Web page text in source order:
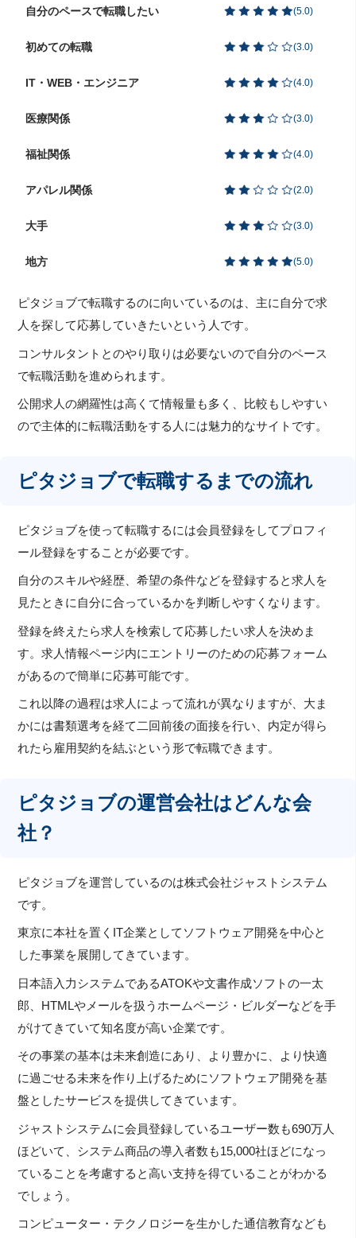
自分のペースで転職したい (5.0)
初めての転職 (3.0)
IT・WEB・エンジニア (4.0)
医療関係 (3.0)
福祉関係 (4.0)
アパレル関係 (2.0)
大手 (3.0)
地方 (5.0)
ピタジョブで転職するのに向いているのは、主に自分で求
人を探して応募していきたいという人です。
コンサルタントとのやり取りは必要ないので自分のペース
で転職活動を進められます。
公開求人の網羅性は高くて情報量も多く、比較もしやすい
ので主体的に転職活動をする人には魅力的なサイトです。
ピタジョブで転職するまでの流れ
ピタジョブを使って転職するには会員登録をしてプロフィ
ール登録をすることが必要です。
自分のスキルや経歴、希望の条件などを登録すると求人を
見たときに自分に合っているかを判断しやすくなります。
登録を終えたら求人を検索して応募したい求人を決めま
す。求人情報ページ内にエントリーのための応募フォーム
があるので簡単に応募可能です。
これ以降の過程は求人によって流れが異なりますが、大ま
かには書類選考を経て二回前後の面接を行い、内定が得ら
れたら雇用契約を結ぶという形で転職できます。
ピタジョブの運営会社はどんな会
社？
ピタジョブを運営しているのは株式会社ジャストシステム
です。
東京に本社を置くIT企業としてソフトウェア開発を中心と
した事業を展開してきています。
日本語入力システムであるATOKや文書作成ソフトの一太
郎、HTMLやメールを扱うホームページ・ビルダーなどを手
がけてきていて知名度が高い企業です。
その事業の基本は未来創造にあり、より豊かに、より快適
に過ごせる未来を作り上げるためにソフトウェア開発を基
盤としたサービスを提供してきています。
ジャストシステムに会員登録しているユーザー数も690万人
ほどいて、システム商品の導入者数も15,000社ほどになっ
ていることを考慮すると高い支持を得ていることがわかる
でしょう。
コンピューター・テクノロジーを生かした通信教育なども